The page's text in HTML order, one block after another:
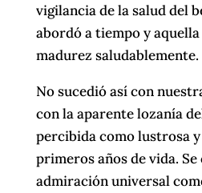
vigilancia de la salud del
abordó a tiempo y
madurez saludablemente.
No sucedió así con
con la aparente lozanía
percibida como lustrosa
primeros años de vida.
admiración universal